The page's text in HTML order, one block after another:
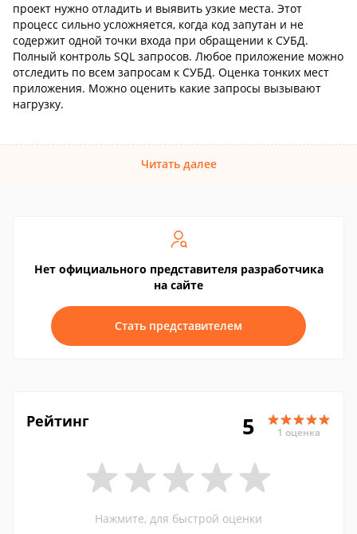
проект нужно отладить и выявить узкие места. Этот
процесс сильно усложняется, когда код запутан и не
содержит одной точки входа при обращении к СУБД.
Полный контроль SQL запросов. Любое приложение можно
отследить по всем запросам к СУБД. Оценка тонких мест
приложения. Можно оценить какие запросы вызывают
нагрузку.
Читать далее
Нет официального представителя разработчика
на сайте
Стать представителем
Рейтинг 5 1 оценка
Нажмите, для быстрой оценки